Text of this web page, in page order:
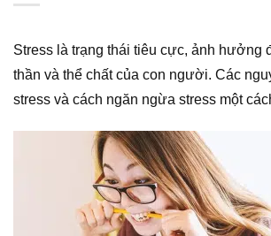
Stress là trạng thái tiêu cực, ảnh hưởng
thần và thể chất của con người. Các
stress và cách ngăn ngừa stress một